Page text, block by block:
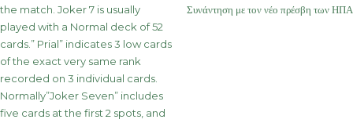
the match. Joker 7 is usually
played with a Normal deck of 52
cards.” Prial” indicates 3 low cards
of the exact very same rank
recorded on 3 individual cards.
Normally”Joker Seven” includes
five cards at the first 2 spots, and
Συνάντηση με τον νέο πρέσβη των ΗΠΑ